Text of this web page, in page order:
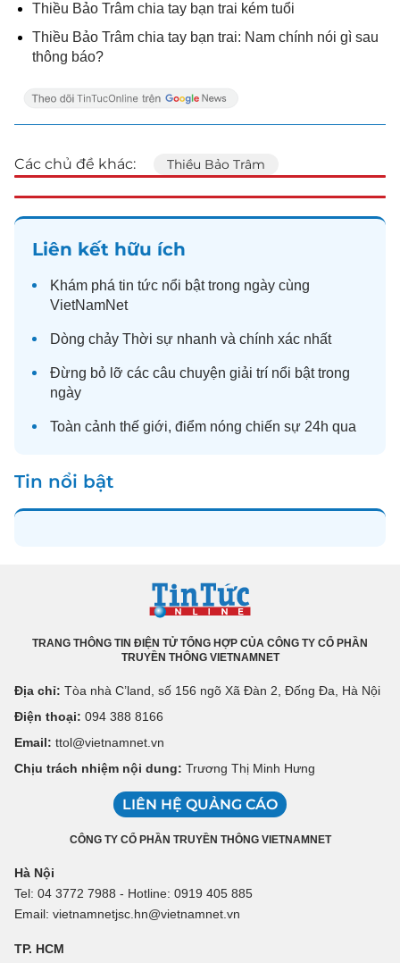
Thiều Bảo Trâm chia tay bạn trai kém tuổi
Thiều Bảo Trâm chia tay bạn trai: Nam chính nói gì sau
thông báo?
Các chủ đề khác: Thiều Bảo Trâm
Liên kết hữu ích
Khám phá tin tức nổi bật trong ngày cùng
VietNamNet
Dòng chảy Thời sự nhanh và chính xác nhất
Đừng bỏ lỡ các câu chuyện giải trí nổi bật trong
ngày
Toàn cảnh thế giới, điểm nóng chiến sự 24h qua
Tin nổi bật
TRANG THÔNG TIN ĐIỆN TỬ TỔNG HỢP CỦA CÔNG TY CỔ PHẦN
TRUYỀN THÔNG VIETNAMNET
Địa chỉ: Tòa nhà C’land, số 156 ngõ Xã Đàn 2, Đống Đa, Hà Nội
Điện thoại: 094 388 8166
Email: ttol@vietnamnet.vn
Chịu trách nhiệm nội dung: Trương Thị Minh Hưng
LIÊN HỆ QUẢNG CÁO
CÔNG TY CỔ PHẦN TRUYỀN THÔNG VIETNAMNET
Hà Nội
Tel: 04 3772 7988 - Hotline: 0919 405 885
Email: vietnamnetjsc.hn@vietnamnet.vn
TP. HCM